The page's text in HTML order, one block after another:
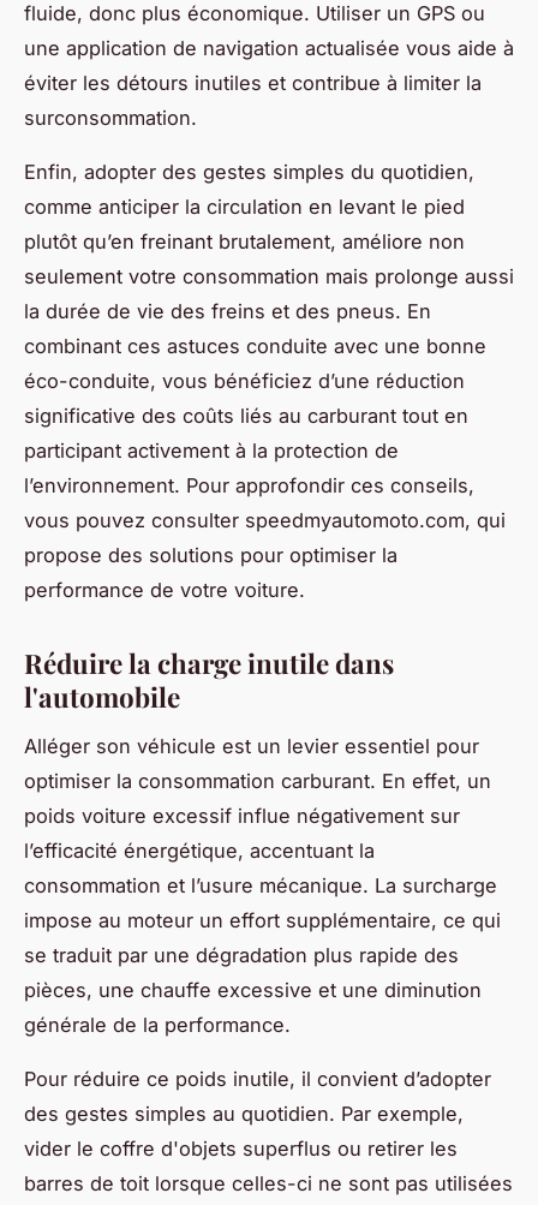
fluide, donc plus économique. Utiliser un GPS ou
une application de navigation actualisée vous aide à
éviter les détours inutiles et contribue à limiter la
surconsommation.
Enfin, adopter des gestes simples du quotidien,
comme anticiper la circulation en levant le pied
plutôt qu’en freinant brutalement, améliore non
seulement votre consommation mais prolonge aussi
la durée de vie des freins et des pneus. En
combinant ces astuces conduite avec une bonne
éco-conduite, vous bénéficiez d’une réduction
significative des coûts liés au carburant tout en
participant activement à la protection de
l’environnement. Pour approfondir ces conseils,
vous pouvez consulter speedmyautomoto.com, qui
propose des solutions pour optimiser la
performance de votre voiture.
Réduire la charge inutile dans
l'automobile
Alléger son véhicule est un levier essentiel pour
optimiser la consommation carburant. En effet, un
poids voiture excessif influe négativement sur
l’efficacité énergétique, accentuant la
consommation et l’usure mécanique. La surcharge
impose au moteur un effort supplémentaire, ce qui
se traduit par une dégradation plus rapide des
pièces, une chauffe excessive et une diminution
générale de la performance.
Pour réduire ce poids inutile, il convient d’adopter
des gestes simples au quotidien. Par exemple,
vider le coffre d'objets superflus ou retirer les
barres de toit lorsque celles-ci ne sont pas utilisées